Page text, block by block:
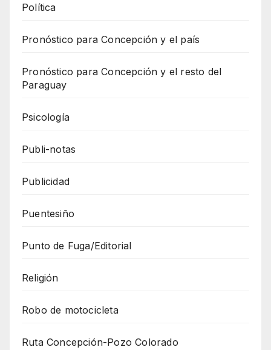
Política
Pronóstico para Concepción y el país
Pronóstico para Concepción y el resto del
Paraguay
Psicología
Publi-notas
Publicidad
Puentesiño
Punto de Fuga/Editorial
Religión
Robo de motocicleta
Ruta Concepción-Pozo Colorado